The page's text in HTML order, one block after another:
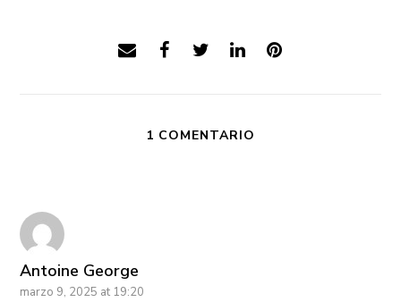
1 COMENTARIO
Antoine George
marzo 9, 2025 at 19:20